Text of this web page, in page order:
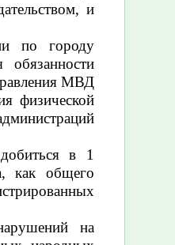
и
по городу
МВД
физической
в 1
как общего
на